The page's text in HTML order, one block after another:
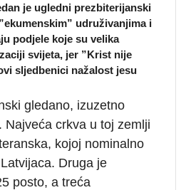
je ugledni prezbiterijanski
udruživanjima i
podjele koje su velika
svijeta, jer ”Krist nije
sljedbenici nažalost jesu
gledano, izuzetno
Najveća crkva u toj zemlji
kojoj nominalno
Druga je
posto, a treća